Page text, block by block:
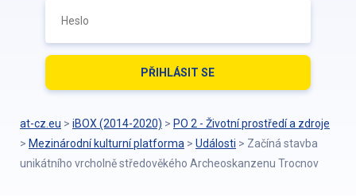
at-cz.eu > iBOX (2014-2020) > PO 2 - Životní prostředí a zdroje
> Mezinárodní kulturní platforma > Události > Začíná stavba
unikátního vrcholně středověkého Archeoskanzenu Trocnov